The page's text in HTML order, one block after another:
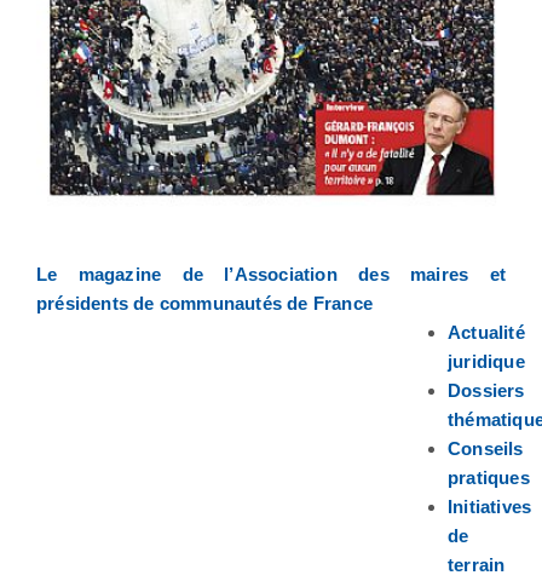
Le magazine de l’Association des maires et
présidents de communautés de France
Actualité
juridique
Dossiers
Conseils
pratiques
Initiatives
de
terrain